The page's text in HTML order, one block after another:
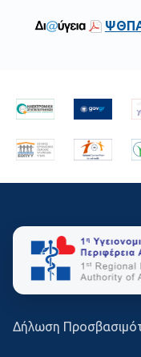
Δήλωση